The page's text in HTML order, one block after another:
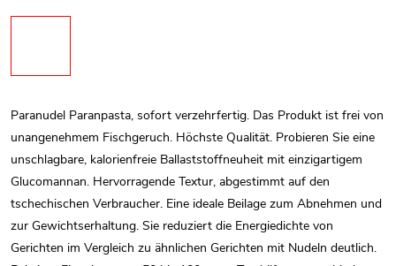
Paranudel Paranpasta, sofort verzehrfertig. Das Produkt ist frei von
unangenehmem Fischgeruch. Höchste Qualität. Probieren Sie eine
unschlagbare, kalorienfreie Ballaststoffneuheit mit einzigartigem
Glucomannan. Hervorragende Textur, abgestimmt auf den
tschechischen Verbraucher. Eine ideale Beilage zum Abnehmen und
zur Gewichtserhaltung. Sie reduziert die Energiedichte von
Gerichten im Vergleich zu ähnlichen Gerichten mit Nudeln deutlich.